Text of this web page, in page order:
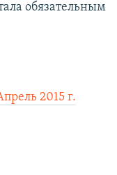
обязательным
2015 г.